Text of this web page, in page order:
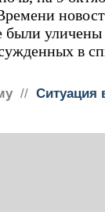
уличены
в
// Ситуация